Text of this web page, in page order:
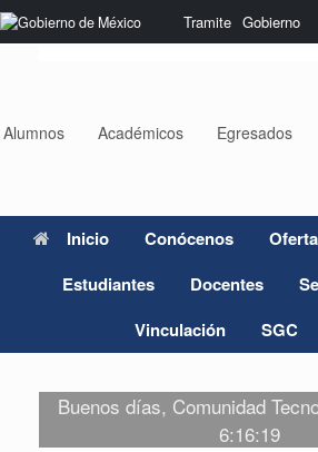
Nota:
este
sistema
Tramite Gobierno
Saltar
al
Alumnos Académicos Egresados
Inicio Conócenos
Estudiantes
Docentes
Vinculación
SGC
Buenos días, Comunidad
6:16:19